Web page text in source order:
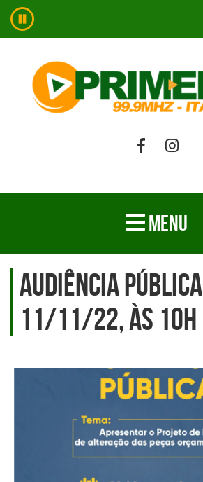
MENU
AUDIÊNCIA PÚBLICA
11/11/22, às 10h